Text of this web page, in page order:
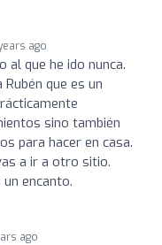
ago
al que he ido nunca.
que es un
sino también
para hacer en casa.
a ir a otro sitio.
encanto.
ago